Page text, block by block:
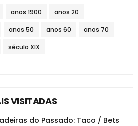
anos 1900 anos 20
anos 50 anos 60 anos 70
século XIX
VISITADAS
do Passado: Taco / Bets